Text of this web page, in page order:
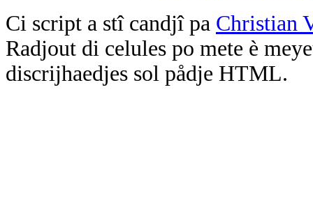
Ci script a stî candjî pa Christian
Radjout di celules po mete è
discrijhaedjes sol pådje HTML.